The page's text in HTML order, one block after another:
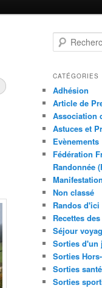
e
h
r
c
h
e
CATÉGORIES
Adhésion
Article de
Association
Astuces et
Evènements
Fédération
Randonnée
Non classé
Randos d'ici
Recettes
Séjour
Sorties d'un
Sorties
Sorties santé
Sorties